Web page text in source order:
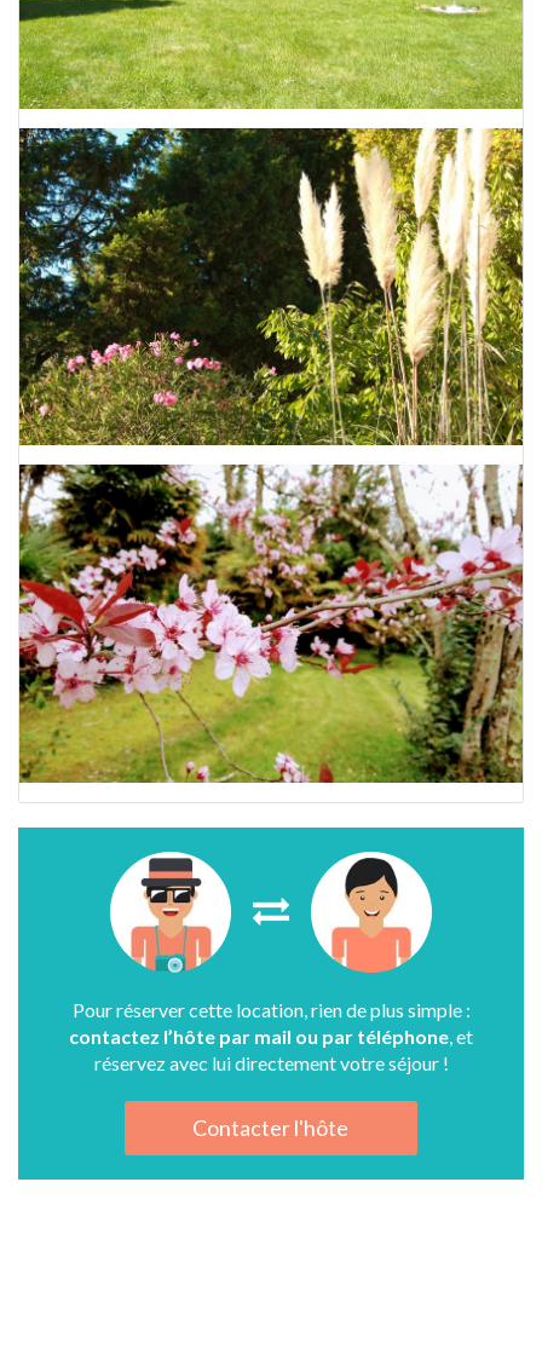
Pour réserver cette location, rien de plus simple :
contactez l’hôte par mail ou par téléphone, et
réservez avec lui directement votre séjour !
Contacter l'hôte